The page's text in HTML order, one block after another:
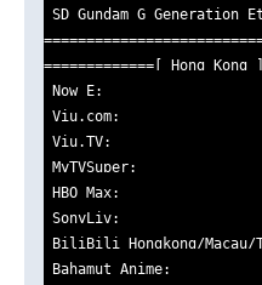
SD Gundam G
=============[ Hong Kong
Now E:
Viu.com:
Viu.TV:
MyTVSuper:
HBO Max:
SonyLiv:
BiliBili Hongkong/
Bahamut Anime: